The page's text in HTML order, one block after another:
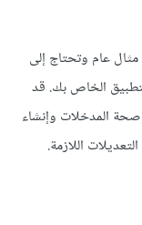
عام وتحتاج إلى
الخاص بك. قد
المدخلات وإنشاء
اللازمة.